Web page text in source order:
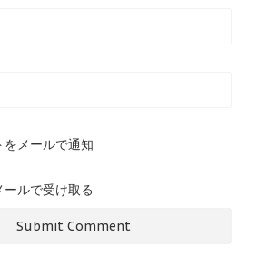
メールで通知
ルで受け取る